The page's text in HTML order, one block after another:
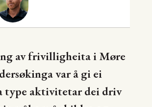
av frivilligheita i Møre
var å gi ei
type aktivitetar dei driv